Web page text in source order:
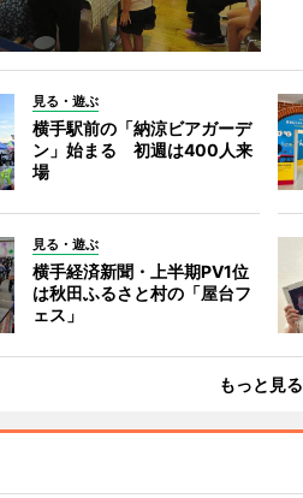
見る・遊ぶ
横手駅前の「納涼ビアガーデ
ン」始まる 初週は400人来
場
見る・遊ぶ
横手経済新聞・上半期PV1位
は秋田ふるさと村の「屋台フ
ェス」
もっと見る